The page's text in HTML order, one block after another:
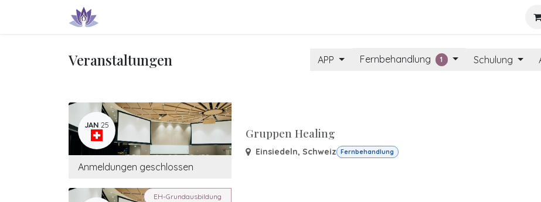
Zum Inhalt springen
Veranstaltungen APP Fernbehandlung 1 Schulung
JAN 25
Anmeldungen geschlossen
Gruppen Healing
Einsiedeln, Schweiz Fernbehandlung
EH-Grundausbildung